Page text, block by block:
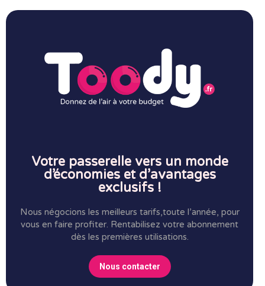
Votre passerelle vers un monde
d’économies et d’avantages
exclusifs !
Nous négocions les meilleurs tarifs,toute l’année, pour
vous en faire profiter. Rentabilisez votre abonnement
dès les premières utilisations.
Nous contacter